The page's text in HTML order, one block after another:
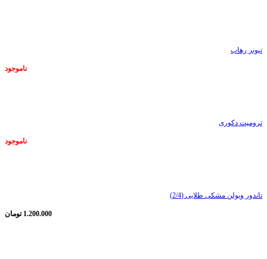
تیونر رهاب
ناموجود
ترومپت دکوری
ناموجود
تاندور ویولن مشکی طلایی (2/4)
1.200.000 تومان